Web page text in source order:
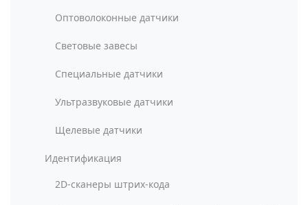
Оптоволоконные датчики
Световые завесы
Специальные датчики
Ультразвуковые датчики
Щелевые датчики
Идентификация
2D-сканеры штрих-кода